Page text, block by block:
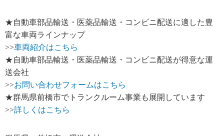
★自動車部品輸送・医薬品輸送・コンビニ配送に適した豊
富な車両ラインナップ
>>車両紹介はこちら
★自動車部品輸送・医薬品輸送・コンビニ配送が得意な運
送会社
>>お問い合わせフォームはこちら
★群馬県前橋市でトランクルーム事業も展開しています
>>詳しくはこちら